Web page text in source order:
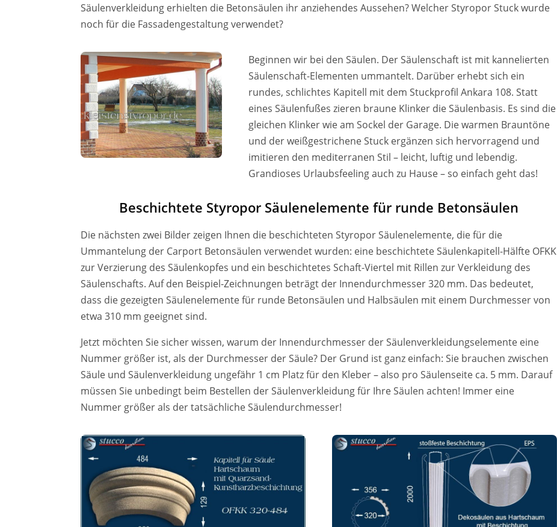
Säulenverkleidung erhielten die Betonsäulen ihr anziehendes Aussehen? Welcher Styropor Stuck wurde
noch für die Fassadengestaltung verwendet?
Beginnen wir bei den Säulen. Der Säulenschaft ist mit kannelierten
Säulenschaft-Elementen ummantelt. Darüber erhebt sich ein
rundes, schlichtes Kapitell mit dem Stuckprofil Ankara 108. Statt
eines Säulenfußes zieren braune Klinker die Säulenbasis. Es sind die
gleichen Klinker wie am Sockel der Garage. Die warmen Brauntöne
und der weißgestrichene Stuck ergänzen sich hervorragend und
imitieren den mediterranen Stil – leicht, luftig und lebendig.
Grandioses Urlaubsfeeling auch zu Hause – so einfach geht das!
Beschichtete Styropor Säulenelemente für runde Betonsäulen
Die nächsten zwei Bilder zeigen Ihnen die beschichteten Styropor Säulenelemente, die für die
Ummantelung der Carport Betonsäulen verwendet wurden: eine beschichtete Säulenkapitell-Hälfte OFKK
zur Verzierung des Säulenkopfes und ein beschichtetes Schaft-Viertel mit Rillen zur Verkleidung des
Säulenschafts. Auf den Beispiel-Zeichnungen beträgt der Innendurchmesser 320 mm. Das bedeutet,
dass die gezeigten Säulenelemente für runde Betonsäulen und Halbsäulen mit einem Durchmesser von
etwa 310 mm geeignet sind.
Jetzt möchten Sie sicher wissen, warum der Innendurchmesser der Säulenverkleidungselemente eine
Nummer größer ist, als der Durchmesser der Säule? Der Grund ist ganz einfach: Sie brauchen zwischen
Säule und Säulenverkleidung ungefähr 1 cm Platz für den Kleber – also pro Säulenseite ca. 5 mm. Darauf
müssen Sie unbedingt beim Bestellen der Säulenverkleidung für Ihre Säulen achten! Immer eine
Nummer größer als der tatsächliche Säulendurchmesser!